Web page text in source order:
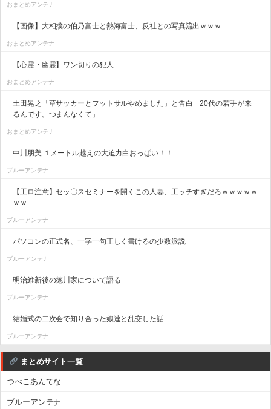
おまとめアンテナ
【画像】大相撲の伯乃富士と熱海富士、反社との写真流出ｗｗｗ
おまとめアンテナ
【心霊・幽霊】ワン切りの犯人
おまとめアンテナ
土田晃之「草サッカーとフットサルやめました」と告白「20代の若手が来
るんです。つまんなくて」
おまとめアンテナ
中川朋美 １メートル越えの大迫力白おっぱい！！
ブルーアンテナ
【工ロ注意】セッ〇スセミナーを開くこの人妻、工ッチすぎだろｗｗｗｗｗ
ｗｗ
ブルーアンテナ
パソコンの正式名、一字一句正しく書けるの少数派説
ブルーアンテナ
明治維新後の徳川家について語る
ブルーアンテナ
結婚式の二次会で知り合った娘達と乱交した話
ブルーアンテナ
まとめサイト一覧
つべこあんてな
ブルーアンテナ